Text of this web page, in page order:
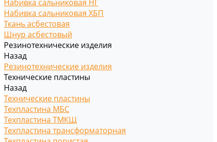
Набивка сальниковая НГ
Набивка сальниковая ХБП
Ткань асбестовая
Шнур асбестовый
Резинотехнические изделия
Назад
Резинотехнические изделия
Технические пластины
Назад
Технические пластины
Техпластина МБС
Техпластина ТМКЩ
Техпластина трансформаторная